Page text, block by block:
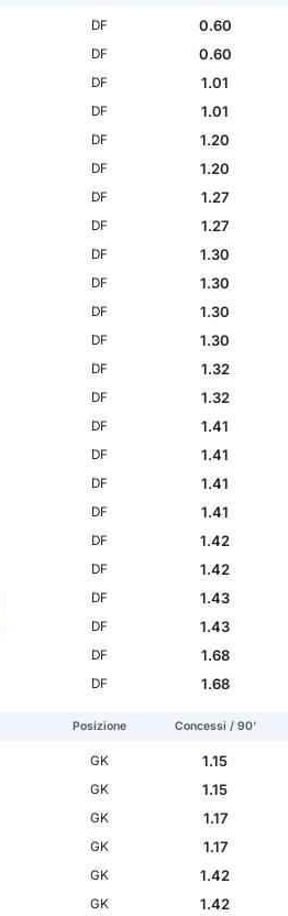
DF
0.60
DF
0.60
DF
1.01
DF
1.01
DF
1.20
DF
1.20
DF
1.27
DF
1.27
DF
1.30
DF
1.30
DF
1.30
DF
1.30
DF
1.32
DF
1.32
DF
1.41
DF
1.41
DF
1.41
DF
1.41
DF
1.42
DF
1.42
DF
1.43
DF
1.43
DF
1.68
DF 1.68
Posizione Concessi / 90'
GK
1.15
GK
1.15
GK
1.17
GK
1.17
GK
1.42
GK 1.42